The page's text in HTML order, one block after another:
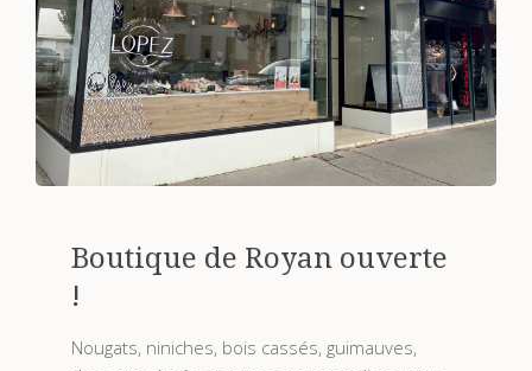
Boutique de Royan ouverte
!
Nougats, niniches, bois cassés, guimauves,